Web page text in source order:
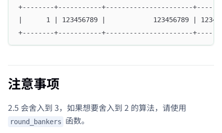
+--------+-----------+----------------------
|      1 | 123456789 |            123456789 |
+--------+-----------+----------------------
注意事项
2.5 会舍入到 3，如果想要舍入到 2 的算法，请使用
round_bankers 函数。